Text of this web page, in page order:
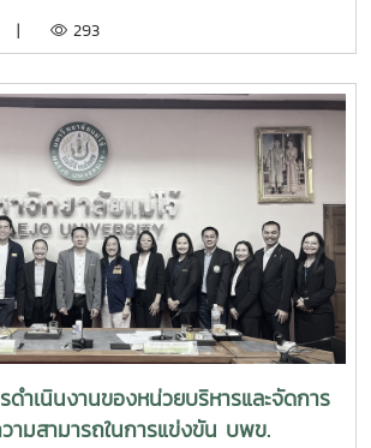
(ป.ป.ส.) พร้อมคณะผู้บริหารและเจ้าหน้าที่
นินโครงการการพัฒนาระบบการผลิตเห็ดขี้
างการแพทย์ โดยมีรองศาสตราจารย์ ดร.ชัย
ธิการบดีมหาวิทยาลัยแม่โจ้ ให้เกียรติเป็นผู้
วต้อนรับ โครงการดังกล่าวเป็นความร่วม
น ป.ป.ส. และมหาวิทยาลัยแม่โจ้ ภายใต้
บูรณาการการวิจัย พัฒนา และกำกับควบคุม
ศไทย เพื่อใช้ประโยชน์ทางการแพทย์ภายใต้
ตามมาตรการควบคุมแห่งพระราชกฤษฎีกา
าะปลูกและสกัดสารสำคัญจากพืชฝิ่นและ
ะโยชน์ในการศึกษาวิจัย พ.ศ. 2568 ณ ห้อง
ารจุฬาภรณ์ คณะวิทยาศาสตร์ มหาวิทยาลัย
| 293
ำเนินงานของหน่วยบริหารและจัดการ
ามสามารถในการแข่งขัน บพข.